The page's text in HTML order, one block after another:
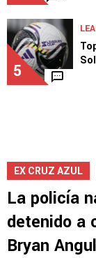
5
EX CRUZ AZUL
La policía
detenido a
Bryan